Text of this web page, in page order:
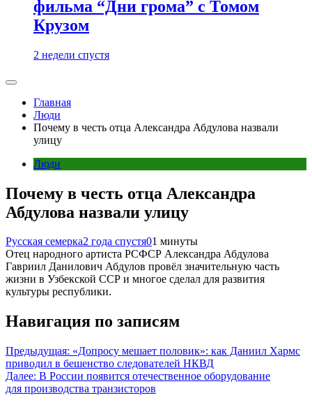
фильма “Дни грома” с Томом
Крузом
2 недели спустя
Главная
Люди
Почему в честь отца Александра Абдулова назвали
улицу
Люди
Почему в честь отца Александра
Абдулова назвали улицу
Русская семерка2 года спустя01 минуты
Отец народного артиста РСФСР Александра Абдулова
Гавриил Данилович Абдулов провёл значительную часть
жизни в Узбекской ССР и многое сделал для развития
культуры республики.
Навигация по записям
Предыдущая: «Допросу мешает половик»: как Даниил Хармс
приводил в бешенство следователей НКВД
Далее: В России появится отечественное оборудование
для производства транзисторов